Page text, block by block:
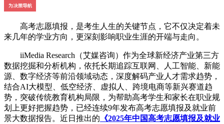
高考志愿填报，是考生人生的关键节点，它不仅决定着未
来几年的学业方向，更深刻影响职业生涯的开端与走向。
iiMedia Research（艾媒咨询）作为全球新经济产业第三方
数据挖掘和分析机构，依托长期追踪互联网、人工智能、新能
源、数字经济等前沿领域动态，深度解码产业人才需求趋势，
结合AI大模型、低空经济、虚拟人、跨境电商等新兴赛道趋
势，突破传统教育机构局限，为帮助高考学生和家长在职业规
划上更好把握趋势，已经连续9年发布高考志愿填报及就业前
景大数据报告。近日推出的 《2025年中国高考志愿填报及就业